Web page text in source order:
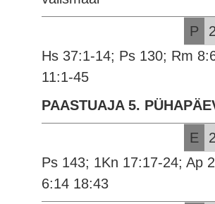
P
Hs 37:1-14; Ps 130; Rm
11:1-45
PAASTUAJA 5.
E
Ps 143; 1Kn 17:17-24; Ap
6:14 18:43